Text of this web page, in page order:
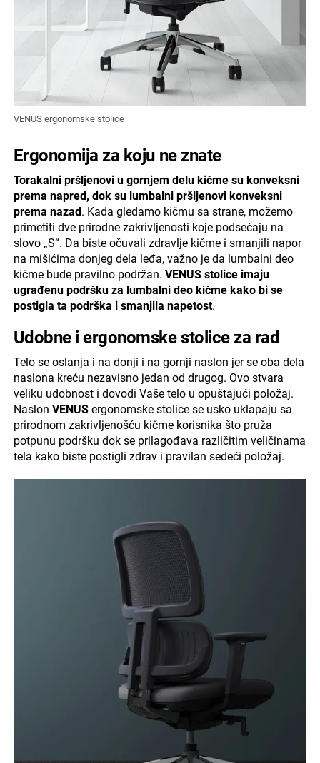
VENUS ergonomske stolice
Ergonomija za koju ne znate
Torakalni pršljenovi u gornjem delu kičme su konveksni
prema napred, dok su lumbalni pršljenovi konveksni
prema nazad . Kada gledamo kičmu sa strane, možemo
primetiti dve prirodne zakrivljenosti koje podsećaju na
slovo „S“. Da biste očuvali zdravlje kičme i smanjili napor
na mišićima donjeg dela leđa, važno je da lumbalni deo
kičme bude pravilno podržan. VENUS stolice imaju
ugrađenu podršku za lumbalni deo kičme kako bi se
postigla ta podrška i smanjila napetost.
Udobne i ergonomske stolice za rad
Telo se oslanja i na donji i na gornji naslon jer se oba dela
naslona kreću nezavisno jedan od drugog. Ovo stvara
veliku udobnost i dovodi Vaše telo u opuštajući položaj.
Naslon VENUSergonomske stolice se usko uklapaju sa
prirodnom zakrivljenošću kičme korisnika što pruža
potpunu podršku dok se prilagođava različitim veličinama
tela kako biste postigli zdrav i pravilan sedeći položaj.